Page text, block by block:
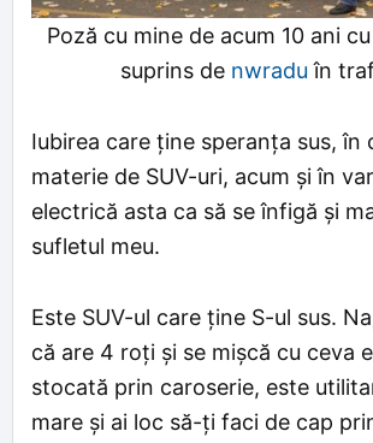
Poză cu mine de acum 10 ani
suprins de nwradu în
Iubirea care ține speranța sus, în
materie de SUV-uri, acum și în
electrică asta ca să se înfigă și
sufletul meu.
Este SUV-ul care ține S-ul sus.
că are 4 roți și se mișcă cu ceva
stocată prin caroserie, este
mare și ai loc să-ți faci de cap